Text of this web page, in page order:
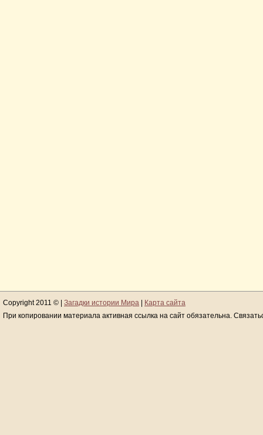
Copyright 2011 © | Загадки истории Мира
Карта сайта
При копировании материала активная ссылка на сайт обязательна.